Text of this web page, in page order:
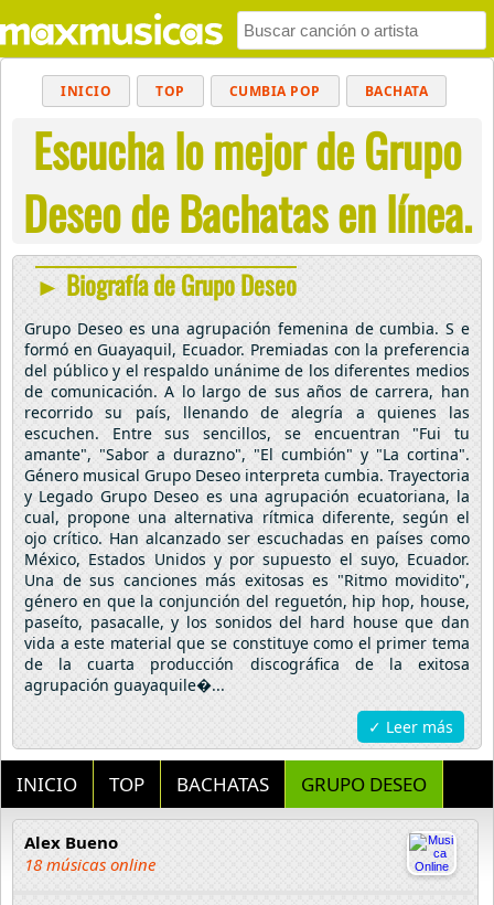
INICIO TOP CUMBIA POP BACHATA
MUSICA CRISTIANA REGGAETON
BALADAS ALTERNATIVO ELECTRÓNICA
CUMBIAS
Escucha lo mejor de Grupo
Deseo de Bachatas en línea.
► Biografía de Grupo Deseo
Grupo Deseo es una agrupación femenina de cumbia. S e
formó en Guayaquil, Ecuador. Premiadas con la preferencia
del público y el respaldo unánime de los diferentes medios
de comunicación. A lo largo de sus años de carrera, han
recorrido su país, llenando de alegría a quienes las
escuchen. Entre sus sencillos, se encuentran "Fui tu
amante", "Sabor a durazno", "El cumbión" y "La cortina".
Género musical Grupo Deseo interpreta cumbia. Trayectoria
y Legado Grupo Deseo es una agrupación ecuatoriana, la
cual, propone una alternativa rítmica diferente, según el
ojo crítico. Han alcanzado ser escuchadas en países como
México, Estados Unidos y por supuesto el suyo, Ecuador.
Una de sus canciones más exitosas es "Ritmo movidito",
género en que la conjunción del reguetón, hip hop, house,
paseíto, pasacalle, y los sonidos del hard house que dan
vida a este material que se constituye como el primer tema
de la cuarta producción discográfica de la exitosa
agrupación guayaquile�...
✓ Leer más
INICIO TOP BACHATAS GRUPO DESEO
Alex Bueno
18 músicas online